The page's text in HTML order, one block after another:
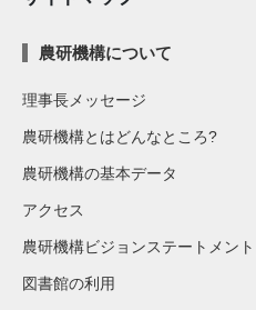
農研機構について
理事長メッセージ
農研機構とはどんなところ?
農研機構の基本データ
アクセス
農研機構ビジョンステートメント
図書館の利用